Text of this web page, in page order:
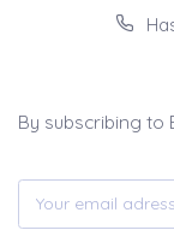
By subscribing to